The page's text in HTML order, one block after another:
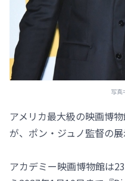
写真
アメリカ最大級の映画博
が、ポン・ジュノ監督の展
アカデミー映画博物館は